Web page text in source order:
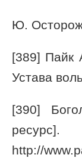
Ю.
[389] Пайк
Устава
[390]
http://